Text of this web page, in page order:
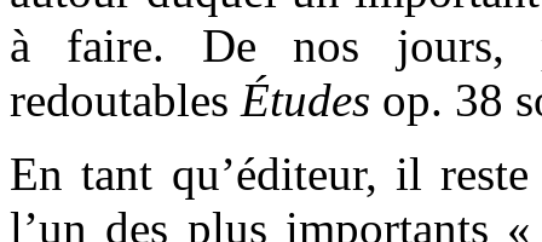
à faire. De nos jours,
redoutables Études op. 38
En tant qu’éditeur, il
l’un des plus importants